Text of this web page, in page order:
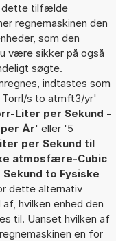
dette tilfælde
regnemaskinen den
som den
være sikker på også
søgte.
indtastes som
s to atmft3/yr'
Liter per Sekund -
År' eller '5
per Sekund til
atmosfære-Cubic
to Fysiske
dette alternativ
hvilken enhed den
til. Uanset hvilken af
en for